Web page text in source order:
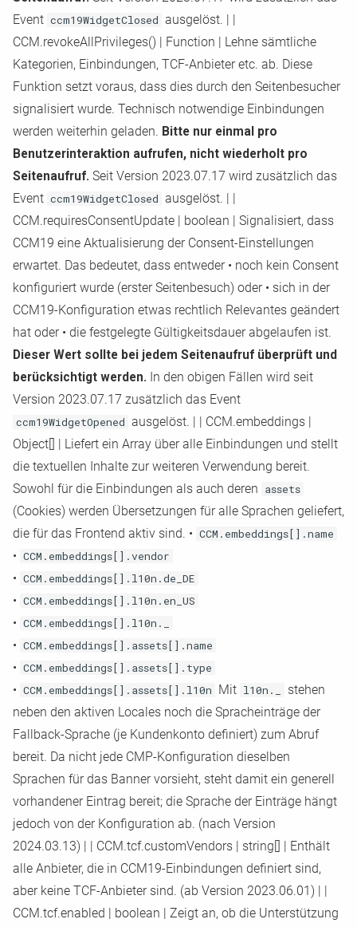
Event ccm19WidgetClosed ausgelöst.
CCM.revokeAllPrivileges()
Function
Lehne sämtliche
Kategorien, Einbindungen, TCF-Anbieter etc. ab. Diese
Funktion setzt voraus, dass dies durch den Seitenbesucher
signalisiert wurde. Technisch notwendige Einbindungen
werden weiterhin geladen. Bitte nur einmal pro
Benutzerinteraktion aufrufen, nicht wiederholt pro
Seitenaufruf. Seit Version 2023.07.17 wird zusätzlich das
Event ccm19WidgetClosed ausgelöst.
CCM.requiresConsentUpdate
boolean
Signalisiert, dass
CCM19 eine Aktualisierung der Consent-Einstellungen
erwartet. Das bedeutet, dass entweder • noch kein Consent
konfiguriert wurde (erster Seitenbesuch) oder • sich in der
CCM19-Konfiguration etwas rechtlich Relevantes geändert
hat oder • die festgelegte Gültigkeitsdauer abgelaufen ist.
Dieser Wert sollte bei jedem Seitenaufruf überprüft und
berücksichtigt werden. In den obigen Fällen wird seit
Version 2023.07.17 zusätzlich das Event
ccm19WidgetOpened ausgelöst. CCM.embeddings
Object[]
Liefert ein Array über alle Einbindungen und stellt
die textuellen Inhalte zur weiteren Verwendung bereit.
Sowohl für die Einbindungen als auch deren assets
(Cookies) werden Übersetzungen für alle Sprachen geliefert,
die für das Frontend aktiv sind. • CCM.embeddings[].name
• CCM.embeddings[].vendor
• CCM.embeddings[].l10n.de_DE
• CCM.embeddings[].l10n.en_US
• CCM.embeddings[].l10n._
• CCM.embeddings[].assets[].name
• CCM.embeddings[].assets[].type
• CCM.embeddings[].assets[].l10n Mit l10n._
stehen
neben den aktiven Locales noch die Spracheinträge der
Fallback-Sprache (je Kundenkonto definiert) zum Abruf
bereit. Da nicht jede CMP-Konfiguration dieselben
Sprachen für das Banner vorsieht, steht damit ein generell
vorhandener Eintrag bereit; die Sprache der Einträge hängt
jedoch von der Konfiguration ab. (nach Version
2024.03.13)
CCM.tcf.customVendors string[]
Enthält
alle Anbieter, die in CCM19-Einbindungen definiert sind,
aber keine TCF-Anbieter sind. (ab Version 2023.06.01)
CCM.tcf.enabled
boolean
Zeigt an, ob die Unterstützung